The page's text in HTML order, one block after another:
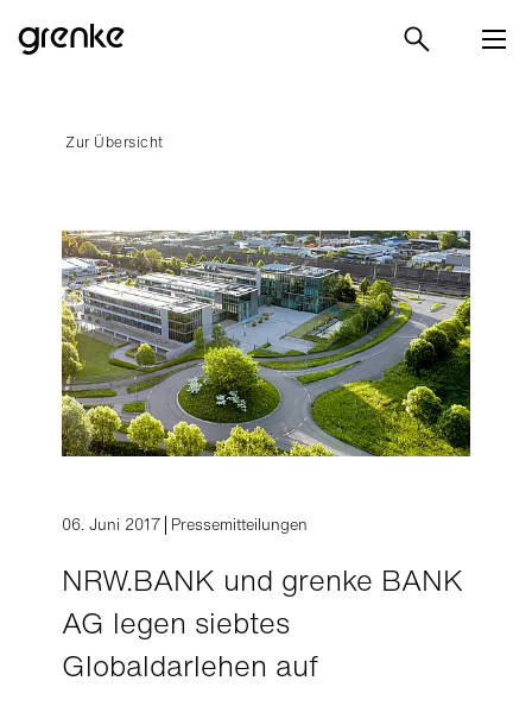
Zur Übersicht
06. Juni 2017 Pressemitteilungen
NRW.BANK und grenke BANK
AG legen siebtes
Globaldarlehen auf